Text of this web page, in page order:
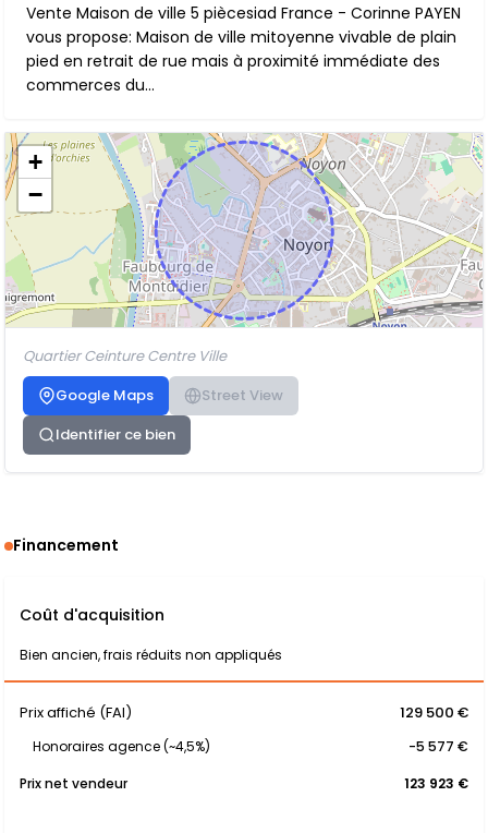
Vente Maison de ville 5 piècesiad France - Corinne PAYEN
vous propose: Maison de ville mitoyenne vivable de plain
pied en retrait de rue mais à proximité immédiate des
commerces du...
+
−
Quartier Ceinture Centre Ville
Google Maps
Street View
Identifier ce bien
Financement
Coût d'acquisition
Bien ancien, frais réduits non appliqués
Prix affiché (FAI) 129 500 €
Honoraires agence (~4,5%)
-5 577 €
Prix net vendeur
123 923 €